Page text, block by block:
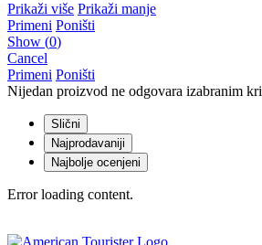
Prikaži više Prikaži manje
Primeni Poništi
Show (0)
Cancel
Primeni Poništi
Nijedan proizvod ne odgovara izabranim
Slični
Najprodavaniji
Najbolje ocenjeni
Error loading content.